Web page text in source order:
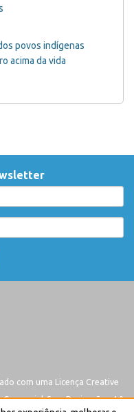
povos indígenas
acima da vida
com uma Licença Creative
Sem Derivações 4.0